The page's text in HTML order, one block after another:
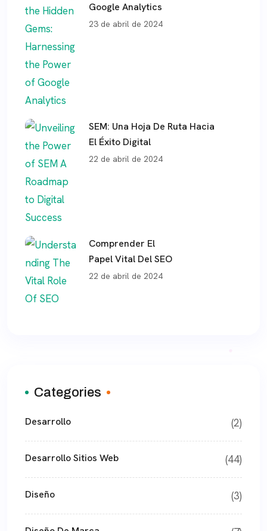
Google Analytics
23 de abril de 2024
SEM: Una Hoja De Ruta Hacia
El Éxito Digital
22 de abril de 2024
Comprender El
Papel Vital Del SEO
22 de abril de 2024
Categories
Desarrollo (2)
Desarrollo Sitios Web (44)
Diseño (3)